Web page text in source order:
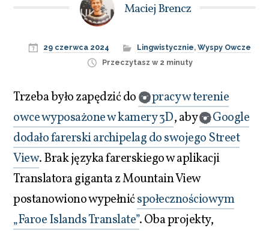
Maciej Brencz
29 czerwca 2024 Lingwistycznie, Wyspy Owcze
Przeczytasz w 2 minuty
Trzeba było zapędzić do
pracy w terenie
owce wyposażone w kamery 3D, aby
Google
dodało farerski archipelag do swojego Street
View. Brak języka farerskiego w aplikacji
Translatora giganta z Mountain View
postanowiono wypełnićspołecznościowym
„Faroe Islands Translate”. Oba projekty,